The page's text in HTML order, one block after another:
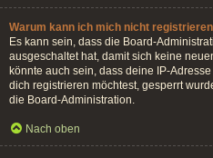
Warum kann ich mich nicht
Es kann sein, dass die Board-
ausgeschaltet hat, damit sich keine
könnte auch sein, dass deine IP-
dich registrieren möchtest, gesperrt
die Board-Administration.
Nach oben